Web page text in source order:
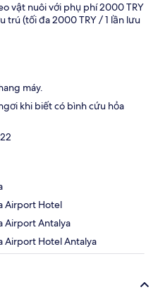
vật nuôi với phụ phí 2000 TRY
trú (tối đa 2000 TRY / 1 lần lưu
máy.
khi biết có bình cứu hỏa
Airport Hotel
Airport Antalya
Airport Hotel Antalya